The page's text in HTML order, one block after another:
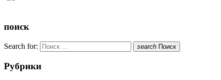
поиск
Search for: search Поиск
Рубрики